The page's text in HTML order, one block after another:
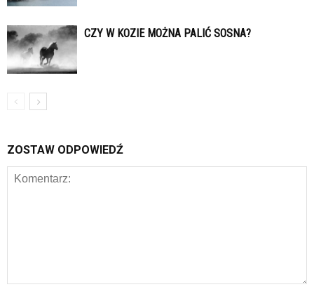
CZY W KOZIE MOŻNA PALIĆ SOSNA?
ZOSTAW ODPOWIEDŹ